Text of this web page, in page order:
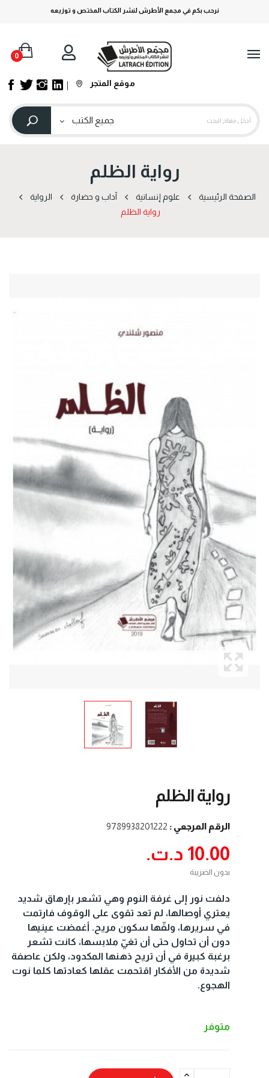
نرحب بكم في مجمع الأطرش لنشر الكتاب المختص و توزيعه
0
موقع المتجر
رواية الظلم
الصفحة الرئيسية علوم إنسانية آداب و حضارة
الرواية
رواية الظلم
رواية الظلم
الرقم المرجعي : 9789938201222
10.00 د.ت.‏
بدون الضريبة
دلفت نور إلى غرفة النوم وهي تشعر بإرهاق شديد
يعتري أوصالها، لم تعد تقوى على الوقوف فارتمت
في سريرها، ولفّها سكون مريح. أغمضت عينيها
دون أن تحاول حتى أن تغيّ ملابسها، كانت تشعر
برغبة كبيرة في أن تريح ذهنها المكدود، ولكن عاصفة
شديدة من الأفكار اقتحمت عقلها كعادتها كلما نوت
الهجوع.
متوفر